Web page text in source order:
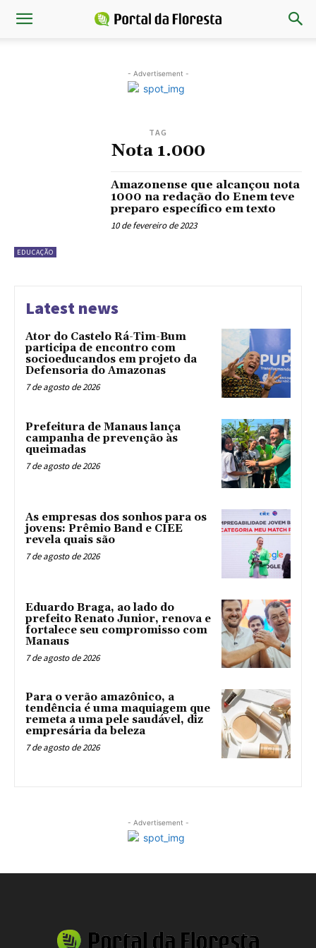
- Advertisement -
TAG
Nota 1.000
EDUCAÇÃO
Amazonense que alcançou nota
1000 na redação do Enem teve
preparo específico em texto
10 de fevereiro de 2023
Latest news
Ator do Castelo Rá-Tim-Bum
participa de encontro com
socioeducandos em projeto da
Defensoria do Amazonas
7 de agosto de 2026
Prefeitura de Manaus lança
campanha de prevenção às
queimadas
7 de agosto de 2026
As empresas dos sonhos para os
jovens: Prêmio Band e CIEE
revela quais são
7 de agosto de 2026
Eduardo Braga, ao lado do
prefeito Renato Junior, renova e
fortalece seu compromisso com
Manaus
7 de agosto de 2026
Para o verão amazônico, a
tendência é uma maquiagem que
remeta a uma pele saudável, diz
empresária da beleza
7 de agosto de 2026
- Advertisement -